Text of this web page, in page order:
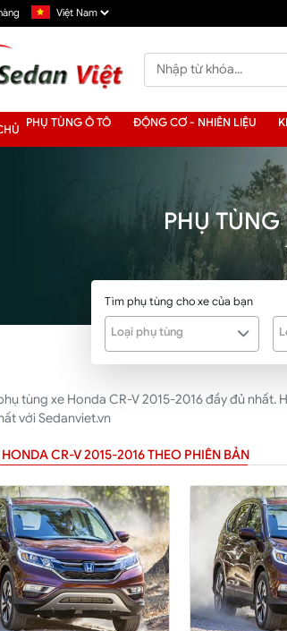
PHỤ TÙNG Ô TÔ ĐỘNG CƠ - NHIÊN LIỆU
PHỤ
Tìm phụ tùng cho xe của bạn
Loại phụ tùng
tùng xe Honda CR-V 2015-2016 đầy đủ
với Sedanviet.vn
CR-V 2015-2016 THEO PHIÊN BẢN